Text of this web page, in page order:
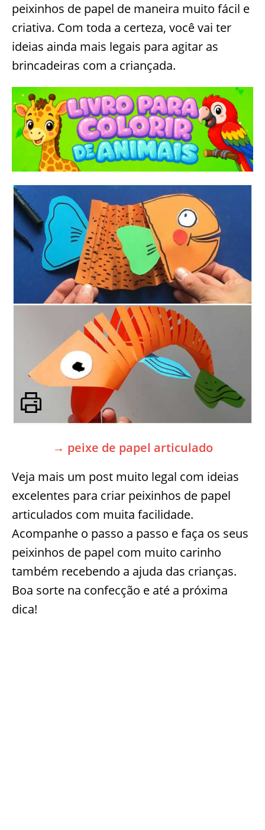
peixinhos de papel de maneira muito fácil e
criativa. Com toda a certeza, você vai ter
ideias ainda mais legais para agitar as
brincadeiras com a criançada.
→ peixe de papel articulado
Veja mais um post muito legal com ideias
excelentes para criar peixinhos de papel
articulados com muita facilidade.
Acompanhe o passo a passo e faça os seus
peixinhos de papel com muito carinho
também recebendo a ajuda das crianças.
Boa sorte na confecção e até a próxima
dica!